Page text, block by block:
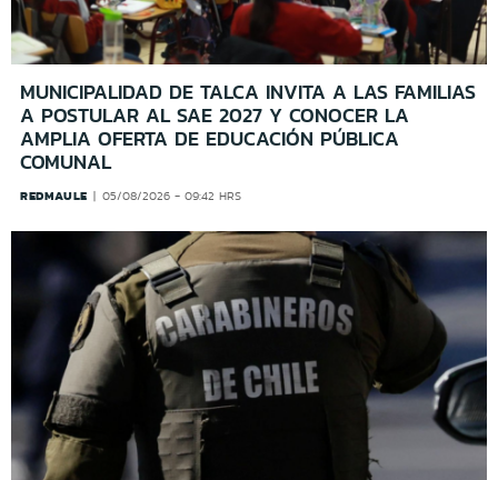
MUNICIPALIDAD DE TALCA INVITA A LAS FAMILIAS
A POSTULAR AL SAE 2027 Y CONOCER LA
AMPLIA OFERTA DE EDUCACIÓN PÚBLICA
COMUNAL
REDMAULE 05/08/2026 - 09:42 HRS